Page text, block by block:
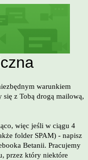
warunkiem
się z Tobą drogą mailową,
więc jeśli w ciągu 4
folder SPAM) - napisz
Betanii. Pracujemy
przez który niektóre